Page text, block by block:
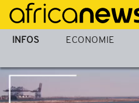
Passer
au
contenu
INFOS ECONOMIE